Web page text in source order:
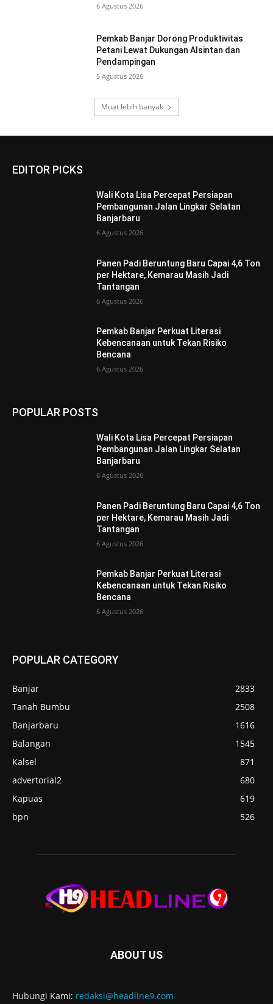
6 Agustus 2026
Pemkab Banjar Dorong Produktivitas
Petani Lewat Dukungan Alsintan dan
Pendampingan
5 Agustus 2026
Muat lebih banyak
EDITOR PICKS
Wali Kota Lisa Percepat Persiapan
Pembangunan Jalan Lingkar Selatan
Banjarbaru
6 Agustus 2026
Panen Padi Beruntung Baru Capai 4,6 Ton
per Hektare, Kemarau Masih Jadi
Tantangan
6 Agustus 2026
Pemkab Banjar Perkuat Literasi
Kebencanaan untuk Tekan Risiko
Bencana
6 Agustus 2026
POPULAR POSTS
Wali Kota Lisa Percepat Persiapan
Pembangunan Jalan Lingkar Selatan
Banjarbaru
6 Agustus 2026
Panen Padi Beruntung Baru Capai 4,6 Ton
per Hektare, Kemarau Masih Jadi
Tantangan
6 Agustus 2026
Pemkab Banjar Perkuat Literasi
Kebencanaan untuk Tekan Risiko
Bencana
6 Agustus 2026
POPULAR CATEGORY
Banjar
2833
Tanah Bumbu
2508
Banjarbaru
1616
Balangan
1545
Kalsel
871
advertorial2
680
Kapuas
619
bpn
526
ABOUT US
Hubungi Kami: redaksi@headline9.com